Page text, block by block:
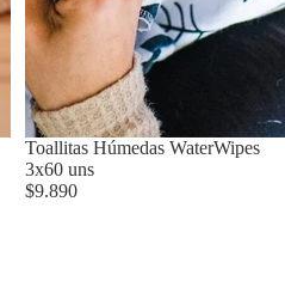
Toallitas Húmedas WaterWipes
3x60 uns
$9.890